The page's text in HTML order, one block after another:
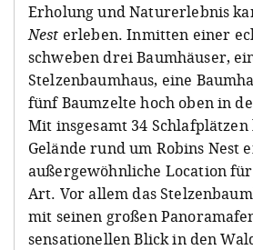
Erholung und Naturerlebnis
Nest erleben. Inmitten einer
schweben drei Baumhäuser,
Stelzenbaumhaus, eine
fünf Baumzelte hoch oben in
Mit insgesamt 34 Schlafplätzen
Gelände rund um Robins Nest
außergewöhnliche Location
Art. Vor allem das
mit seinen großen
sensationellen Blick in den